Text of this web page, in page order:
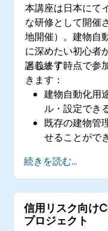
本講座は日本にて
な研修として開催
地開催）。建物自
に深めたい初心者
とします。
講義終了時点で参
きます：
建物自動化用
ル・設定できる
既存の建物管
せることがで
システムの制
独自の自動化
る。
AIによる分析
率的に監視・
続きを読む...
信用リスク向け
プロジェクト